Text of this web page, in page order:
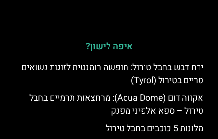
איפה לישון?
ירח דבש בחבל טירול: חופשה רומנטית לזוגות נשואים
טריים בטירול (Tyrol)
אקווה דום (Aqua Dome): מרחצאות תרמיים בחבל
טירול – ספא אלפיני מפנק
מלונות 5 כוכבים בחבל טירול